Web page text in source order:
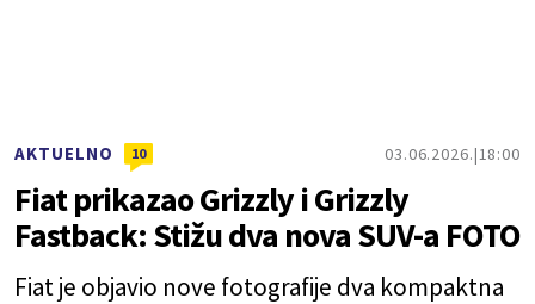
AKTUELNO 10 03.06.2026. 18:00
Fiat prikazao Grizzly i Grizzly
Fastback: Stižu dva nova SUV-a FOTO
Fiat je objavio nove fotografije dva kompaktna